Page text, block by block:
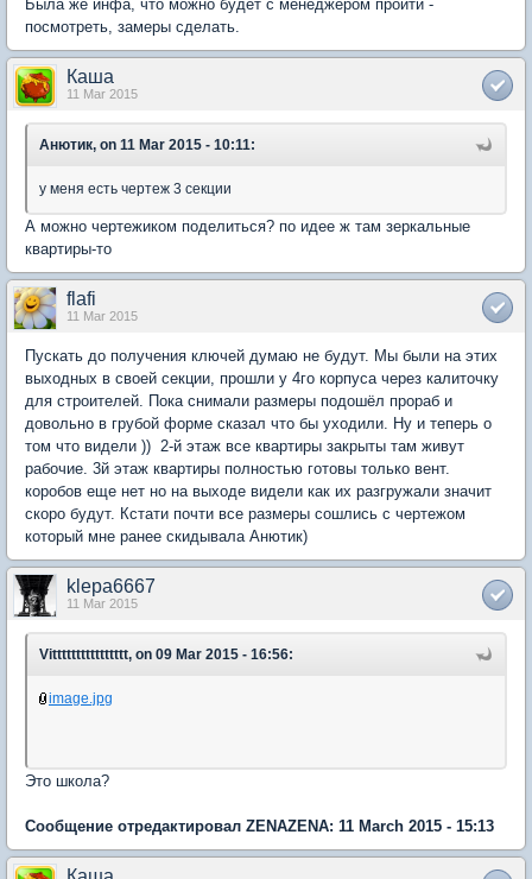
Была же инфа, что можно будет с менеджером пройти -
посмотреть, замеры сделать.
Каша
11 Mar 2015
Анютик, on 11 Mar 2015 - 10:11:
у меня есть чертеж 3 секции
А можно чертежиком поделиться? по идее ж там зеркальные
квартиры-то
flafi
11 Mar 2015
Пускать до получения ключей думаю не будут. Мы были на этих
выходных в своей секции, прошли у 4го корпуса через калиточку
для строителей. Пока снимали размеры подошёл прораб и
довольно в грубой форме сказал что бы уходили. Ну и теперь о
том что видели )) 2-й этаж все квартиры закрыты там живут
рабочие. 3й этаж квартиры полностью готовы только вент.
коробов еще нет но на выходе видели как их разгружали значит
скоро будут. Кстати почти все размеры сошлись с чертежом
который мне ранее скидывала Анютик)
klepa6667
11 Mar 2015
Vitttttttttttttttt, on 09 Mar 2015 - 16:56:
image.jpg
Это школа?
Сообщение отредактировал ZENAZENA: 11 March 2015 - 15:13